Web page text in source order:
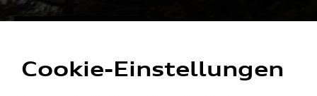
Cookie-Einstellungen